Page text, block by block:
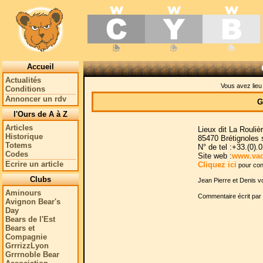
Accueil
Actualités
Conditions
Annoncer un rdv
l'Ours de A à Z
Articles
Historique
Totems
Codes
Ecrire un article
Clubs
Aminours
Avignon Bear's
Day
Bears de l'Est
Bears et
Compagnie
GrrrizzLyon
Grrrnoble Bear
Vous avez
Lieux dit La
85470 Brétignoles
N° de tel
Site web :
Cliquez ici pour
Jean Pierre et Denis
Commentaire écrit